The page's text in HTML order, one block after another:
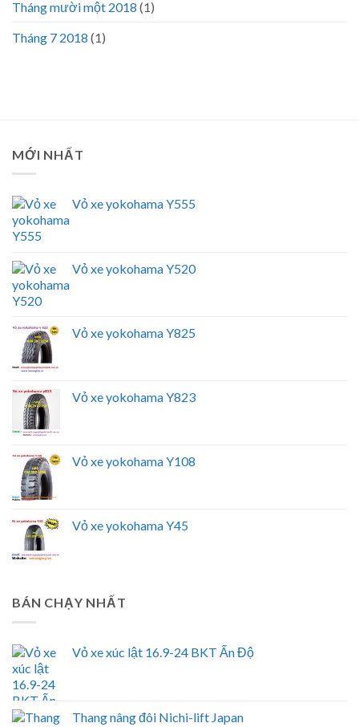
Tháng mười một 2018 (1)
Tháng 7 2018 (1)
MỚI NHẤT
Vỏ xe yokohama Y555
Vỏ xe yokohama Y520
Vỏ xe yokohama Y825
Vỏ xe yokohama Y823
Vỏ xe yokohama Y108
Vỏ xe yokohama Y45
BÁN CHẠY NHẤT
Vỏ xe xúc lật 16.9-24 BKT Ấn Độ
Thang nâng đôi Nichi-lift Japan